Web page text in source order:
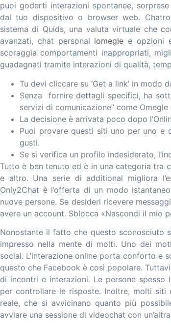
puoi goderti interazioni spontanee,
dal tuo dispositivo o browser web.
sistema di Quids, una valuta virtuale che
avanzati, chat personal lomegle e opzioni
scoraggia comportamenti inappropriati,
guadagnati tramite interazioni di qualità,
Tu devi cliccare su ‘Get a link’ in modo
Senza fornire dettagli specifici, ha
servizi di comunicazione” come
La decisione è arrivata poco dopo
Puoi provare questi siti uno per uno
gusti.
Se si verifica un profilo indesiderato,
Tutto è ben tenuto ed è in una categoria tra
e altro. Una serie di additional migliora
Only2Chat è l’offerta di un modo
nuove persone. Se desideri ricevere
avere un account. Sblocca «Nascondi il mio
Nonostante il fatto che questo sconosciuto
impresso nella mente di molti. Uno dei
social. L’interazione online porta conforto e
questo che Facebook è così popolare.
di incontri e interazioni. Le persone
per controllare le risposte. Inoltre, molti
reale, che si avvicinano quanto più
avviare una sessione di videochat con